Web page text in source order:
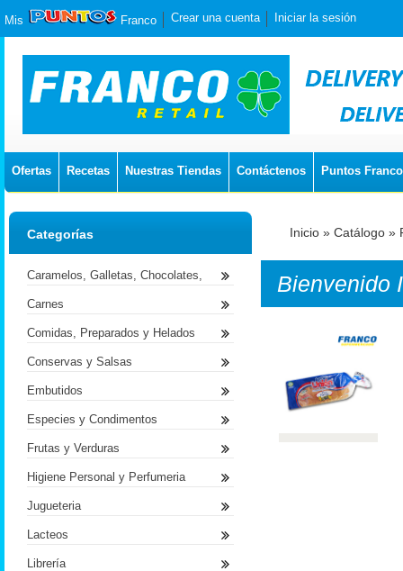
Mis Franco Crear una cuenta Iniciar la sesión
Ofertas Recetas Nuestras Tiendas Contáctenos Puntos Franco
Inicio » Catálogo »
Bienvenido
Categorías
Caramelos, Galletas, Chocolates,
Carnes
Comidas, Preparados y Helados
Conservas y Salsas
Embutidos
Especies y Condimentos
Frutas y Verduras
Higiene Personal y Perfumeria
Jugueteria
Lacteos
Librería